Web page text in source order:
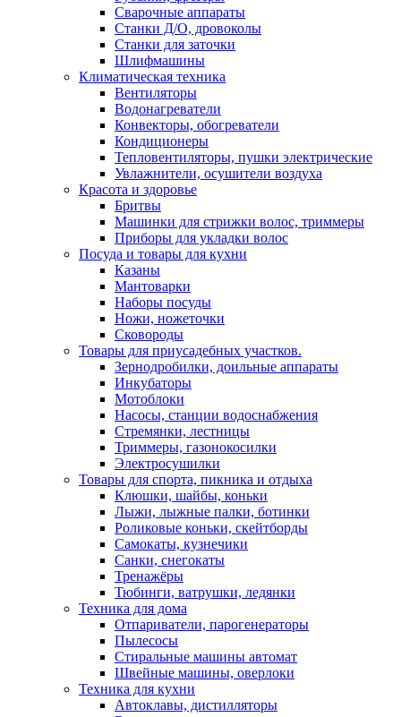
Сварочные аппараты
Станки Д/О, дровоколы
Станки для заточки
Шлифмашины
Климатическая техника
Вентиляторы
Водонагреватели
Конвекторы, обогреватели
Кондиционеры
Тепловентиляторы, пушки электрические
Увлажнители, осушители воздуха
Красота и здоровье
Бритвы
Машинки для стрижки волос, триммеры
Приборы для укладки волос
Посуда и товары для кухни
Казаны
Мантоварки
Наборы посуды
Ножи, ножеточки
Сковороды
Товары для приусадебных участков.
Зернодробилки, доильные аппараты
Инкубаторы
Мотоблоки
Насосы, станции водоснабжения
Стремянки, лестницы
Триммеры, газонокосилки
Электросушилки
Товары для спорта, пикника и отдыха
Клюшки, шайбы, коньки
Лыжи, лыжные палки, ботинки
Роликовые коньки, скейтборды
Самокаты, кузнечики
Санки, снегокаты
Тренажёры
Тюбинги, ватрушки, ледянки
Техника для дома
Отпариватели, парогенераторы
Пылесосы
Стиральные машины автомат
Швейные машины, оверлоки
Техника для кухни
Автоклавы, дистилляторы